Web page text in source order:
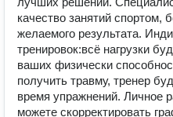
качество занятий спортом,
желаемого результата.
тренировок:всё нагрузки
ваших физически
получить травму, тренер
время упражнений. Личное
можете скорректировать